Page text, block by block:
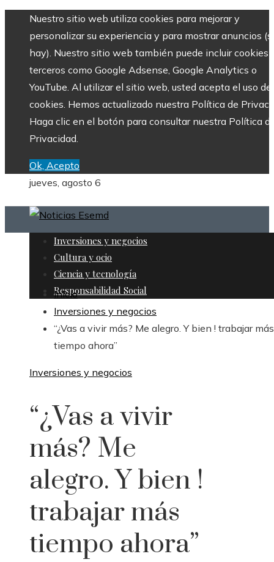
Nuestro sitio web utiliza cookies para mejorar y
personalizar su experiencia y para mostrar anuncios
hay). Nuestro sitio web también puede incluir cookies
terceros como Google Adsense, Google Analytics o
YouTube. Al utilizar el sitio web, usted acepta el uso de
cookies. Hemos actualizado nuestra Política de
Haga clic en el botón para consultar nuestra Política
Privacidad.
Ok, Acepto
jueves, agosto 6
Inversiones y negocios
Cultura y ocio
Ciencia y tecnología
Responsabilidad Social
Inicio
Inversiones y negocios
“¿Vas a vivir más? Me alegro. Y bien ! trabajar más
tiempo ahora”
Inversiones y negocios
“¿Vas a vivir
más? Me
alegro. Y bien !
trabajar más
tiempo ahora”